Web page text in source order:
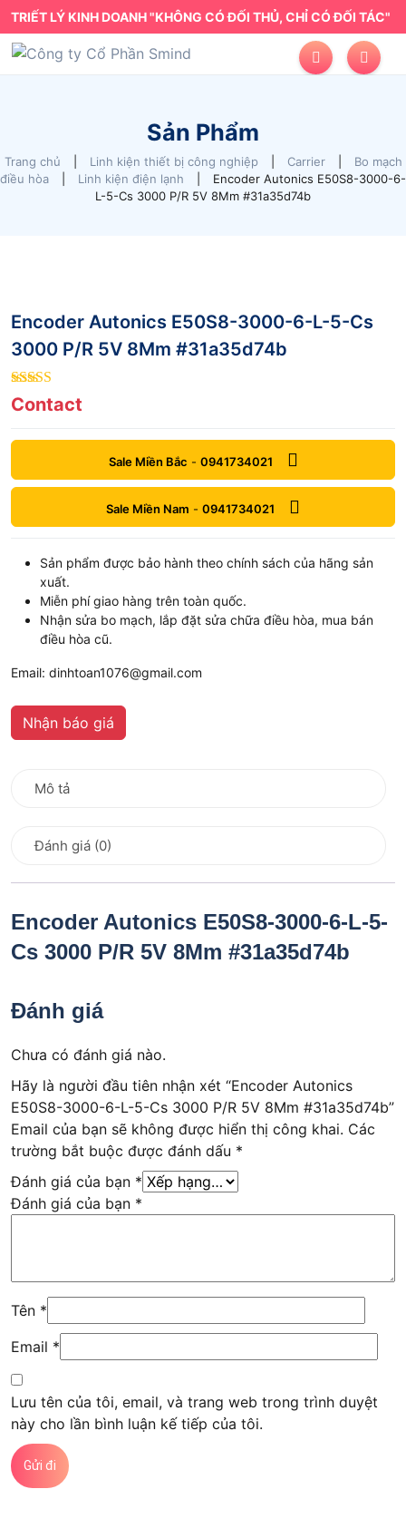
TRIẾT LÝ KINH DOANH "KHÔNG CÓ ĐỐI THỦ, CHỈ CÓ ĐỐI TÁC"
Sản Phẩm
Trang chủ Linh kiện thiết bị công nghiệp Carrier
Bo mạch
điều hòa
Linh kiện điện lạnh
Encoder Autonics E50S8-3000-6-
L-5-Cs 3000 P/R 5V 8Mm #31a35d74b
Encoder Autonics E50S8-3000-6-L-5-Cs
3000 P/R 5V 8Mm #31a35d74b
9out of 5
Contact
Sale Miền Bắc - 0941734021
Sale Miền Nam - 0941734021
Sản phẩm được bảo hành theo chính sách của hãng sản
xuất.
Miễn phí giao hàng trên toàn quốc.
Nhận sửa bo mạch, lắp đặt sửa chữa điều hòa, mua bán
điều hòa cũ.
Email: dinhtoan1076@gmail.com
Nhận báo giá
Mô tả
Đánh giá (0)
Encoder Autonics E50S8-3000-6-L-5-
Cs 3000 P/R 5V 8Mm #31a35d74b
Đánh giá
Chưa có đánh giá nào.
Hãy là người đầu tiên nhận xét “Encoder Autonics
E50S8-3000-6-L-5-Cs 3000 P/R 5V 8Mm #31a35d74b”
Email của bạn sẽ không được hiển thị công khai. Các
trường bắt buộc được đánh dấu *
Đánh giá của bạn *
Đánh giá của bạn *
Tên *
Email *
Lưu tên của tôi, email, và trang web trong trình duyệt
này cho lần bình luận kế tiếp của tôi.